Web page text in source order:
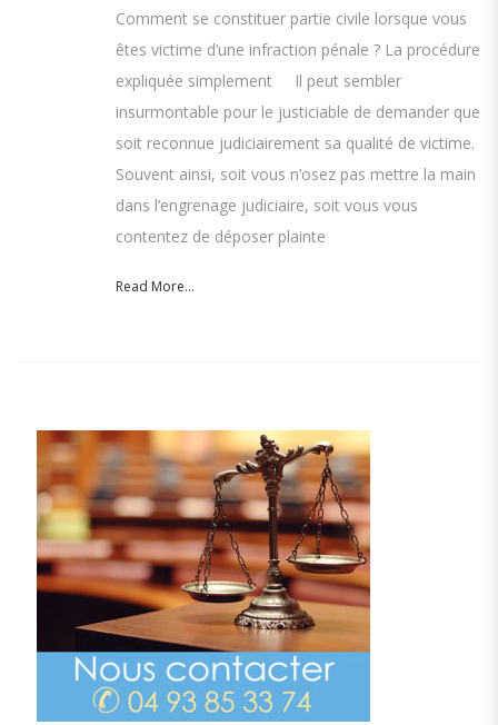
Comment se constituer partie civile lorsque vous
êtes victime d’une infraction pénale ? La procédure
expliquée simplement Il peut sembler
insurmontable pour le justiciable de demander que
soit reconnue judiciairement sa qualité de victime.
Souvent ainsi, soit vous n’osez pas mettre la main
dans l’engrenage judiciaire, soit vous vous
contentez de déposer plainte
Read More...